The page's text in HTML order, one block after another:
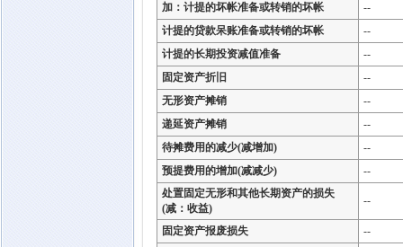
加：计提的坏帐准备或转销的坏帐
--
计提的贷款呆账准备或转销的坏帐
--
计提的长期投资减值准备
--
固定资产折旧
--
无形资产摊销
--
递延资产摊销
--
待摊费用的减少(减增加)
--
预提费用的增加(减减少)
--
处置固定无形和其他长期资产的损失
(减：收益)
--
固定资产报废损失
--